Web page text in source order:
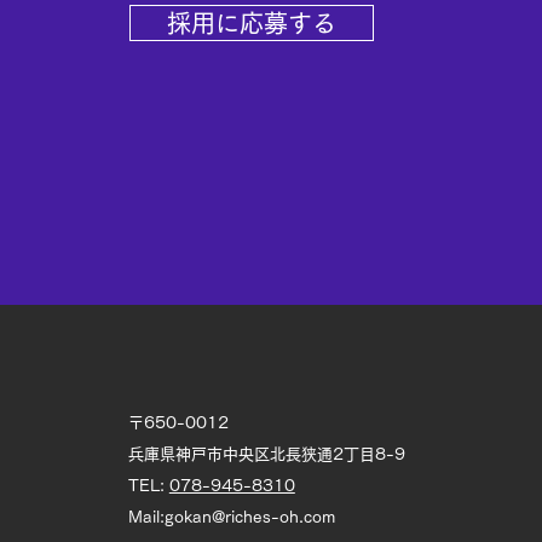
採用に応募する
〒650-0012
兵庫県神戸市中央区北長狭通2丁目8-9
TEL: 078-945-8310
Mail:gokan@riches-oh.com